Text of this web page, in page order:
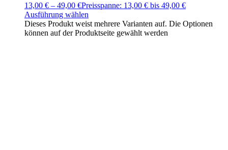
13,00 € – 49,00 €Preisspanne: 13,00 € bis 49,00 €
Ausführung wählen
Dieses Produkt weist mehrere Varianten auf. Die Optionen
können auf der Produktseite gewählt werden